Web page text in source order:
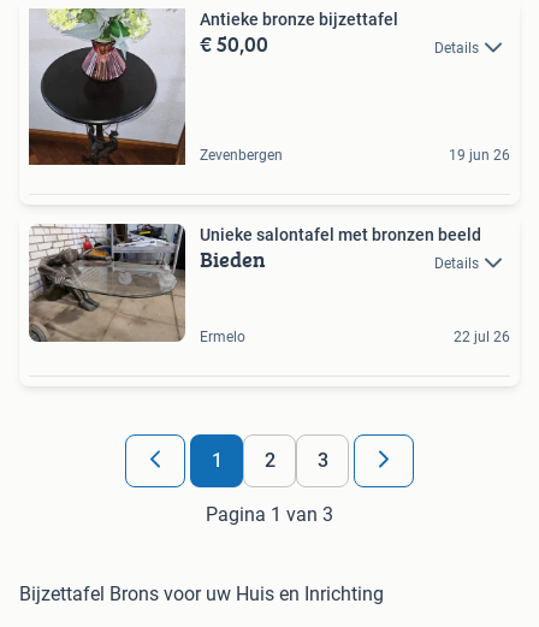
Antieke bronze bijzettafel
€ 50,00 Details
Zevenbergen 19 jun 26
Unieke salontafel met bronzen beeld
Bieden Details
Ermelo 22 jul 26
1 2 3
Pagina 1 van 3
Bijzettafel Brons voor uw Huis en Inrichting